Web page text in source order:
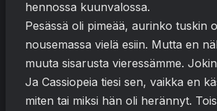
hennossa kuunvalossa.
Pesässä oli pimeää, aurinko tuskin
nousemassa vielä esiin. Mutta en
muuta sisarusta vieressämme.
Ja Cassiopeia tiesi sen, vaikka en
miten tai miksi hän oli herännyt.